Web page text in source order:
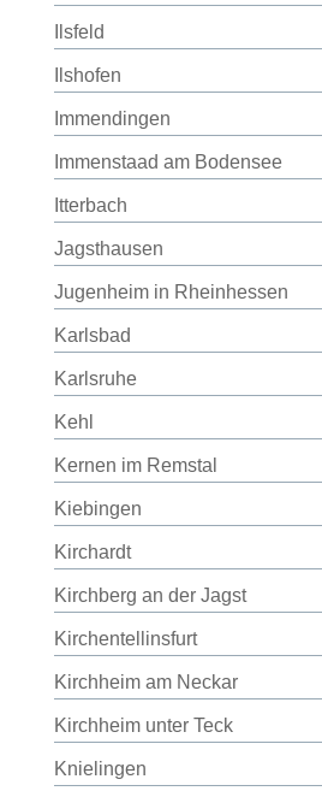
Ilsfeld
Ilshofen
Immendingen
Immenstaad am Bodensee
Itterbach
Jagsthausen
Jugenheim in Rheinhessen
Karlsbad
Karlsruhe
Kehl
Kernen im Remstal
Kiebingen
Kirchardt
Kirchberg an der Jagst
Kirchentellinsfurt
Kirchheim am Neckar
Kirchheim unter Teck
Knielingen